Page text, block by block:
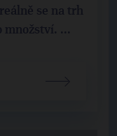
se na trh
množství. ...